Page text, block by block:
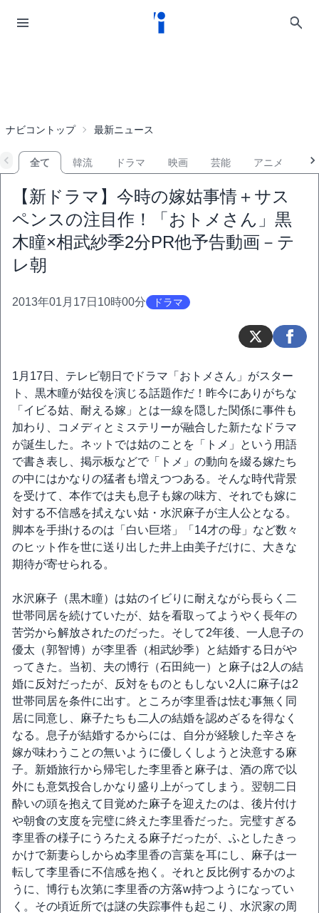
ナビコントップ 最新ニュース
全て 韓流 ドラマ 映画 芸能 アニメ
【新ドラマ】今時の嫁姑事情＋サス
ペンスの注目作！「おトメさん」黒
木瞳×相武紗季2分PR他予告動画－テ
レ朝
2013年01月17日10時00分 ドラマ
1月17日、テレビ朝日でドラマ「おトメさん」がスター
ト、黒木瞳が姑役を演じる話題作だ！昨今にありがちな
「イビる姑、耐える嫁」とは一線を隠した関係に事件も
加わり、コメディとミステリーが融合した新たなドラマ
が誕生した。ネットでは姑のことを「トメ」という用語
で書き表し、掲示板などで「トメ」の動向を綴る嫁たち
の中にはかなりの猛者も増えつつある。そんな時代背景
を受けて、本作では夫も息子も嫁の味方、それでも嫁に
対する不信感を拭えない姑・水沢麻子が主人公となる。
脚本を手掛けるのは「白い巨塔」「14才の母」など数々
のヒット作を世に送り出した井上由美子だけに、大きな
期待が寄せられる。
水沢麻子（黒木瞳）は姑のイビりに耐えながら長らく二
世帯同居を続けていたが、姑を看取ってようやく長年の
苦労から解放されたのだった。そして2年後、一人息子の
優太（郭智博）が李里香（相武紗季）と結婚する日がや
ってきた。当初、夫の博行（石田純一）と麻子は2人の結
婚に反対だったが、反対をものともしない2人に麻子は2
世帯同居を条件に出す。ところが李里香は怯む事無く同
居に同意し、麻子たちも二人の結婚を認めざるを得なく
なる。息子が結婚するからには、自分が経験した辛さを
嫁が味わうことの無いように優しくしようと決意する麻
子。新婚旅行から帰宅した李里香と麻子は、酒の席で以
外にも意気投合しかなり盛り上がってしまう。翌朝二日
酔いの頭を抱えて目覚めた麻子を迎えたのは、後片付け
や朝食の支度を完璧に終えた李里香だった。完璧すぎる
李里香の様子にうろたえる麻子だったが、ふとしたきっ
かけで新妻らしからぬ李里香の言葉を耳にし、麻子は一
転して李里香に不信感を抱く。それと反比例するかのよ
うに、博行も次第に李里香の方落w持つようになってい
く。その頃近所では謎の失踪事件も起こり、水沢家の周